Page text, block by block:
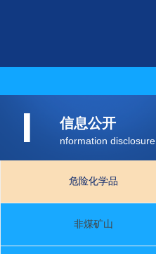
I 信息公开
nformation disclosure
危险化学品
非煤矿山